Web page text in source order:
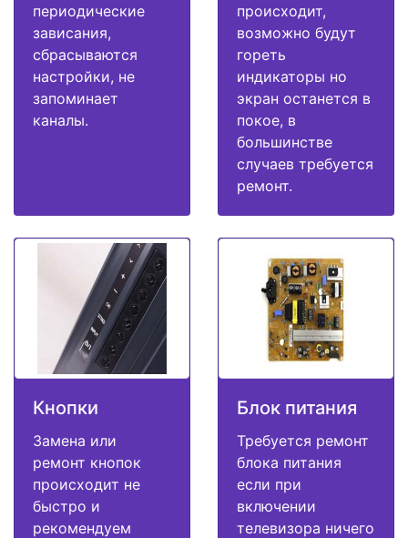
периодические
зависания,
сбрасываются
настройки, не
запоминает
каналы.
происходит,
возможно будут
гореть
индикаторы но
экран останется в
покое, в
большинстве
случаев требуется
ремонт.
Кнопки
Замена или
ремонт кнопок
происходит не
быстро и
рекомендуем
Блок питания
Требуется ремонт
блока питания
если при
включении
телевизора ничего